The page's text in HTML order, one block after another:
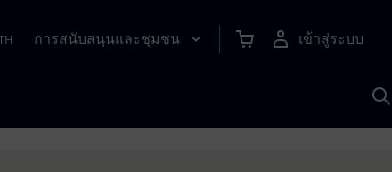
การสนับสนุนและชุมชน เข้าสู่ระบบ